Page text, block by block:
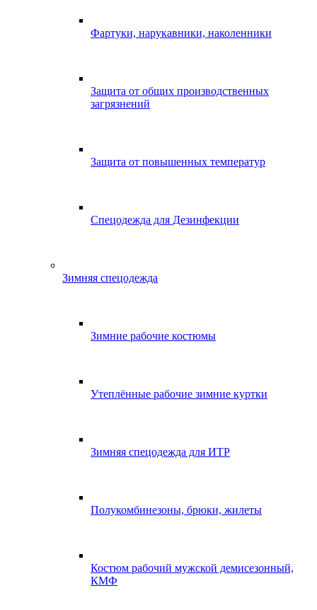
Фартуки, нарукавники, наколенники
Защита от общих производственных
загрязнений
Защита от повышенных температур
Спецодежда для Дезинфекции
Зимняя спецодежда
Зимние рабочие костюмы
Утеплённые рабочие зимние куртки
Зимняя спецодежда для ИТР
Полукомбинезоны, брюки, жилеты
Костюм рабочий мужской демисезонный,
КМФ